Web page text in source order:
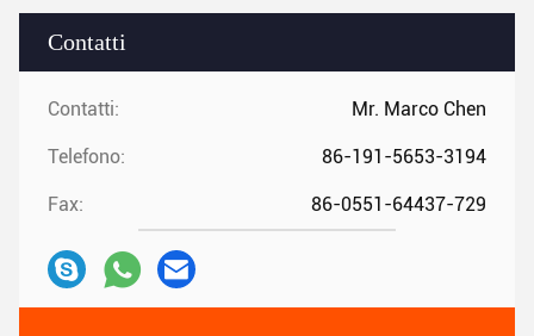
Contatti
Contatti: Mr. Marco Chen
Telefono: 86-191-5653-3194
Fax: 86-0551-64437-729